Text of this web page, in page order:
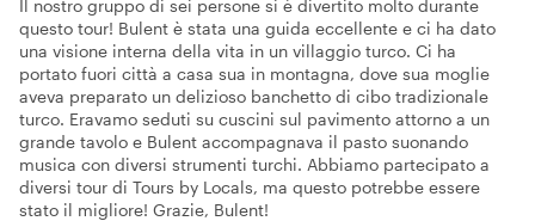
Il nostro gruppo di sei persone si è divertito molto durante
questo tour! Bulent è stata una guida eccellente e ci ha dato
una visione interna della vita in un villaggio turco. Ci ha
portato fuori città a casa sua in montagna, dove sua moglie
aveva preparato un delizioso banchetto di cibo tradizionale
turco. Eravamo seduti su cuscini sul pavimento attorno a un
grande tavolo e Bulent accompagnava il pasto suonando
musica con diversi strumenti turchi. Abbiamo partecipato a
diversi tour di Tours by Locals, ma questo potrebbe essere
stato il migliore! Grazie, Bulent!